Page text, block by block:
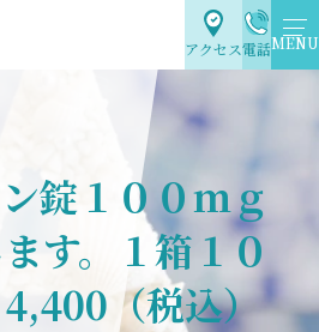
アクセス電話MENU
錠１００ｍｇ
す。１箱１０
（税込）